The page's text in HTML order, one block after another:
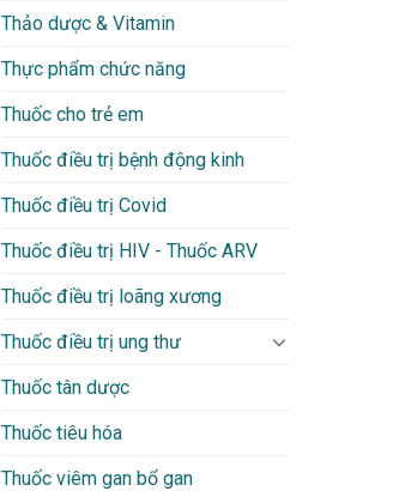
Thảo dược & Vitamin
Thực phẩm chức năng
Thuốc cho trẻ em
Thuốc điều trị bệnh động kinh
Thuốc điều trị Covid
Thuốc điều trị HIV - Thuốc ARV
Thuốc điều trị loãng xương
Thuốc điều trị ung thư
Thuốc tân dược
Thuốc tiêu hóa
Thuốc viêm gan bổ gan